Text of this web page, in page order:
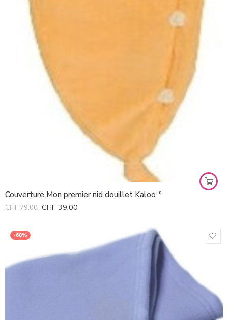
Couverture Mon premier nid douillet Kaloo *
CHF79.00 CHF 39.00
-68%